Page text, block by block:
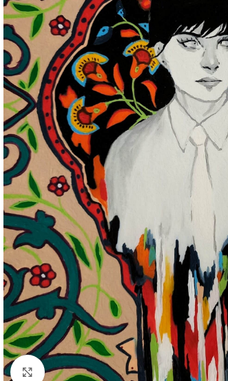
Büyütmek için tıklayın